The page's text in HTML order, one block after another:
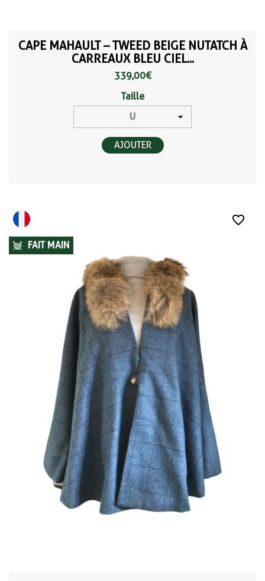
CAPE MAHAULT – TWEED BEIGE NUTATCH À
CARREAUX BLEU CIEL...
339,00 €
Taille
AJOUTER
FAIT MAIN
favorite_border